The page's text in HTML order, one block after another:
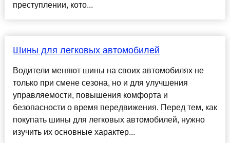
преступлении, кото...
Шины для легковых автомобилей
Водители меняют шины на своих автомобилях не
только при смене сезона, но и для улучшения
управляемости, повышения комфорта и
безопасности о время передвижения. Перед тем, как
покупать шины для легковых автомобилей, нужно
изучить их основные характер...